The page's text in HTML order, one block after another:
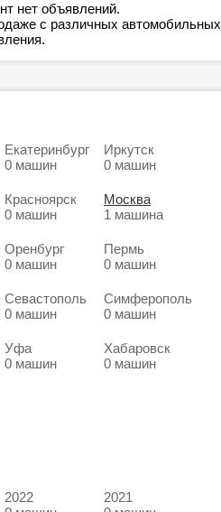
нет объявлений.
с различных автомобильных
Екатеринбург
0 машин
Иркутск
0 машин
Красноярск
0 машин
Москва
1 машина
Оренбург
0 машин
Пермь
0 машин
Севастополь
0 машин
Симферополь
0 машин
Уфа
0 машин
Хабаровск
0 машин
2022
2021